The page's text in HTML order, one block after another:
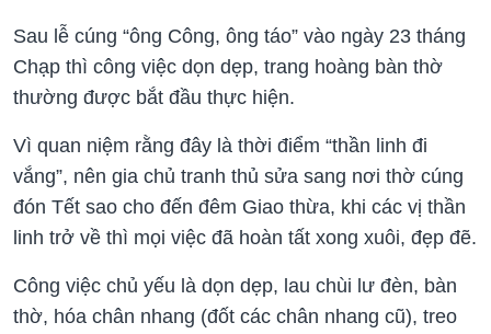
Sau lễ cúng “ông Công, ông táo” vào ngày 23 tháng
Chạp thì công việc dọn dẹp, trang hoàng bàn thờ
thường được bắt đầu thực hiện.
Vì quan niệm rằng đây là thời điểm “thần linh đi
vắng”, nên gia chủ tranh thủ sửa sang nơi thờ cúng
đón Tết sao cho đến đêm Giao thừa, khi các vị thần
linh trở về thì mọi việc đã hoàn tất xong xuôi, đẹp đẽ.
Công việc chủ yếu là dọn dẹp, lau chùi lư đèn, bàn
thờ, hóa chân nhang (đốt các chân nhang cũ), treo